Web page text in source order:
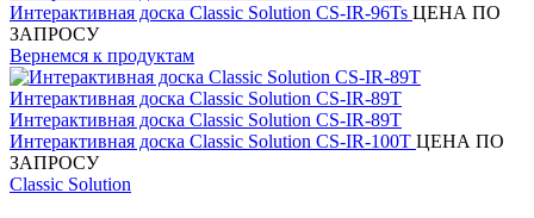
Интерактивная доска Classic Solution CS-IR-96Ts ЦЕНА ПО
ЗАПРОСУ
Вернемся к продуктам
Интерактивная доска Classic Solution CS-IR-100T ЦЕНА ПО
ЗАПРОСУ
Classic Solution